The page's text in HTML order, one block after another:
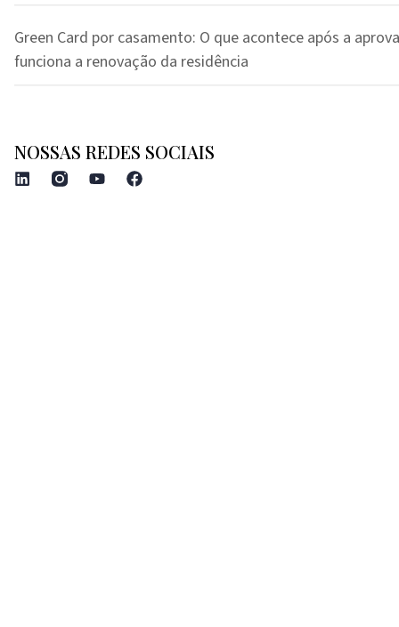
Green Card por casamento: O que acontece após a
funciona a renovação da residência
NOSSAS REDES SOCIAIS